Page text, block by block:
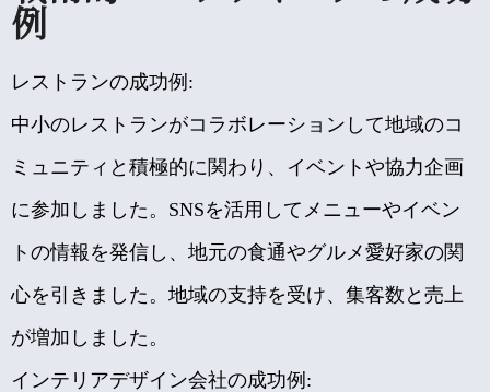
例
レストランの成功例:
中小のレストランがコラボレーションして地域のコ
ミュニティと積極的に関わり、イベントや協力企画
に参加しました。SNSを活用してメニューやイベン
トの情報を発信し、地元の食通やグルメ愛好家の関
心を引きました。地域の支持を受け、集客数と売上
が増加しました。
インテリアデザイン会社の成功例: